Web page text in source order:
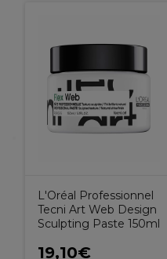
L'Oréal Professionnel
Tecni Art Web Design
Sculpting Paste 150ml
19,10€